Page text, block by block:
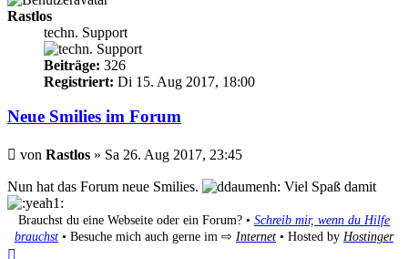
Rastlos
techn. Support
Beiträge: 326
Registriert: Di 15. Aug 2017, 18:00
Neue Smilies im Forum
Beitrag
von Rastlos » Sa 26. Aug 2017, 23:45
Nun hat das Forum neue Smilies. Viel Spaß damit
Brauchst du eine Webseite oder ein Forum? • Schreib mir, wenn du Hilfe
brauchst • Besuche mich auch gerne im ⇨ Internet • Hosted by Hostinger